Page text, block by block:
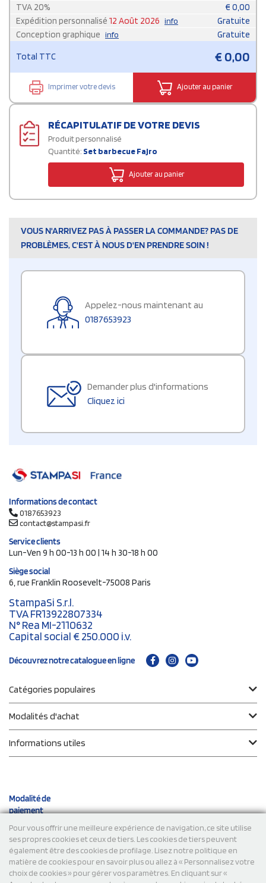
Pour vous offrir une meilleure expérience de navigation, ce site utilise
ses propres cookies et ceux de tiers. Les cookies de tiers peuvent
également être des cookies de profilage. Lisez notre politique en
matière de cookies pour en savoir plus ou allez à « Personnalisez votre
choix de cookies » pour gérer vos paramètres. En cliquant sur «
TVA 20% € 0,00
Expédition personnalisé 12 Août 2026 info
Gratuite
Conception graphique info Gratuite
Total TTC €0,00
Imprimer votre devis Ajouter au panier
RÉCAPITULATIF DE VOTRE DEVIS
Produit personnalisé
Quantité: Set barbecue Fajro
Ajouter au panier
VOUS N'ARRIVEZ PAS À PASSER LA COMMANDE? PAS DE
PROBLÈMES, C'EST À NOUS D'EN PRENDRE SOIN !
Appelez-nous maintenant au
0187653923
Demander plus d'informations
Cliquez ici
Informations de contact
0187653923
contact@stampasi.fr
Service clients
Lun-Ven 9 h 00-13 h 00 | 14 h 30-18 h 00
Siège social
6, rue Franklin Roosevelt-75008 Paris
StampaSi S.r.l.
TVA FR13922807334
N° Rea MI-2110632
Capital social € 250.000 i.v.
Découvrez notre catalogue en ligne
Catégories populaires
Modalités d'achat
Informations utiles
Modalité de
paiement
Expéditions